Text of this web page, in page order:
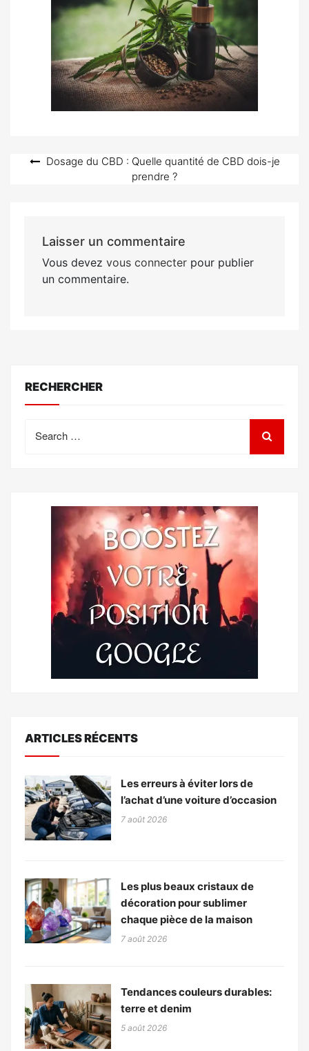
Navigation
Dosage du CBD : Quelle quantité de CBD dois-je
prendre ?
Laisser un commentaire
Vous devez vous connecterpour publier
un commentaire.
RECHERCHER
for:
ARTICLES RÉCENTS
Les erreurs à éviter lors de
l’achat d’une voiture d’occasion
7 août 2026
Les plus beaux cristaux de
décoration pour sublimer
chaque pièce de la maison
7 août 2026
Tendances couleurs durables:
terre et denim
5 août 2026